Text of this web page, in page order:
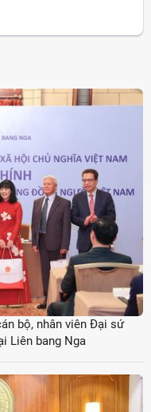
bộ, nhân viên Đại sứ
Liên bang Nga